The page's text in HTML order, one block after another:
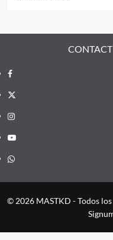
CONTACT
Facebook
X
Instagram
YouTube
Whatsapp